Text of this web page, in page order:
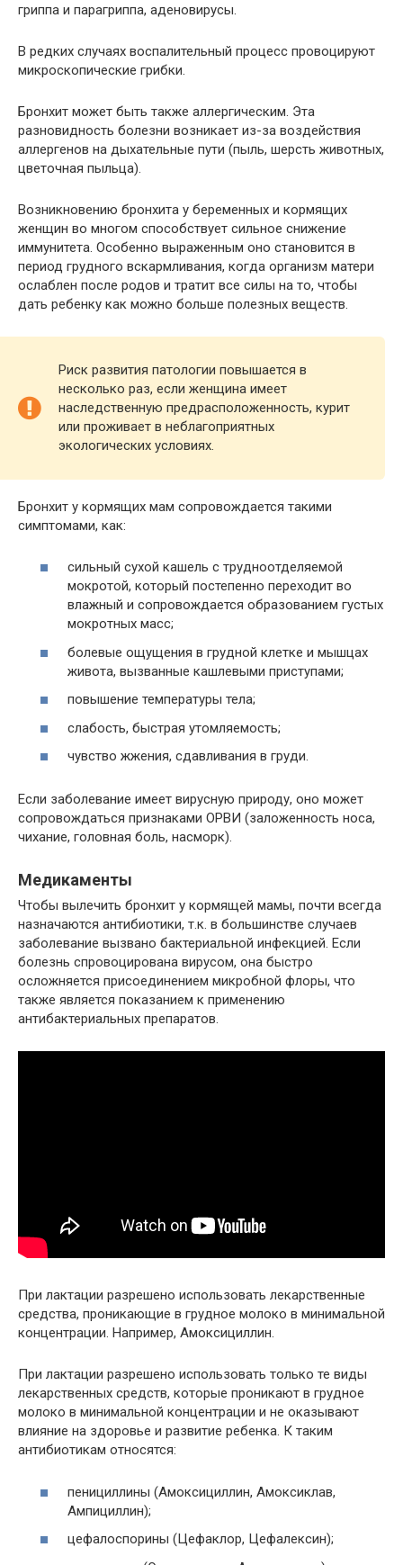
гриппа и парагриппа, аденовирусы.
В редких случаях воспалительный процесс провоцируют
микроскопические грибки.
Бронхит может быть также аллергическим. Эта
разновидность болезни возникает из-за воздействия
аллергенов на дыхательные пути (пыль, шерсть животных,
цветочная пыльца).
Возникновению бронхита у беременных и кормящих
женщин во многом способствует сильное снижение
иммунитета. Особенно выраженным оно становится в
период грудного вскармливания, когда организм матери
ослаблен после родов и тратит все силы на то, чтобы
дать ребенку как можно больше полезных веществ.
Риск развития патологии повышается в
несколько раз, если женщина имеет
наследственную предрасположенность, курит
или проживает в неблагоприятных
экологических условиях.
Бронхит у кормящих мам сопровождается такими
симптомами, как:
сильный сухой кашель с трудноотделяемой
мокротой, который постепенно переходит во
влажный и сопровождается образованием густых
мокротных масс;
болевые ощущения в грудной клетке и мышцах
живота, вызванные кашлевыми приступами;
повышение температуры тела;
слабость, быстрая утомляемость;
чувство жжения, сдавливания в груди.
Если заболевание имеет вирусную природу, оно может
сопровождаться признаками ОРВИ (заложенность носа,
чихание, головная боль, насморк).
Медикаменты
Чтобы вылечить бронхит у кормящей мамы, почти всегда
назначаются антибиотики, т.к. в большинстве случаев
заболевание вызвано бактериальной инфекцией. Если
болезнь спровоцирована вирусом, она быстро
осложняется присоединением микробной флоры, что
также является показанием к применению
антибактериальных препаратов.
При лактации разрешено использовать лекарственные
средства, проникающие в грудное молоко в минимальной
концентрации. Например, Амоксициллин.
При лактации разрешено использовать только те виды
лекарственных средств, которые проникают в грудное
молоко в минимальной концентрации и не оказывают
влияние на здоровье и развитие ребенка. К таким
антибиотикам относятся:
пенициллины (Амоксициллин, Амоксиклав,
Ампициллин);
цефалоспорины (Цефаклор, Цефалексин);